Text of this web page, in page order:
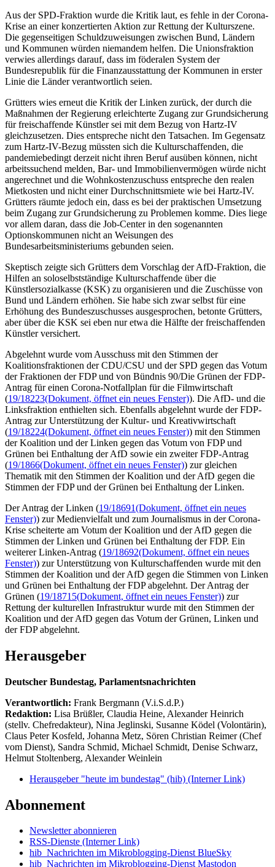
Aus der SPD-Fraktion wurde die Kritik laut, es fehle in der Corona-
Krise an einer konzertierten Aktion zur Rettung der Kulturszene.
Die gegenseitigen Schuldzuweisungen zwischen Bund, Ländern
und Kommunen würden niemandem helfen. Die Unionsfraktion
verwies allerdings darauf, dass im föderalen System der
Bundesrepublik für die Finanzausstattung der Kommunen in erster
Linie die Länder verantwortlich seien.
Grütters wies erneut die Kritik der Linken zurück, der durch die
Maßnahmen der Regierung erleichterte Zugang zur Grundsicherung
für freischaffende Künstler sei mit dem Bezug von Hartz-IV
gleichzusetzen. Dies entspreche nicht den Tatsachen. Im Gegensatz
zum Hartz-IV-Bezug müssten sich die Kulturschaffenden, die
pandemiebedingt derzeit nicht ihren Beruf ausüben können, nicht
arbeitssuchend melden, Bar- und Immobilienvermögen würde nicht
angerechnet und die Wohnkostenzuschuss entspreche den realen
Mietkosten und nicht einer Durchschnittsmiete wie bei Hartz-IV.
Grütters räumte jedoch ein, dass es bei der praktischen Umsetzung
beim Zugang zur Grundsicherung zu Problemen komme. Dies liege
vor allem daran, dass die Job-Center in den sogenannten
Optionskommunen nicht an Weisungen des
Bundesarbeitsministeriums gebunden seien.
Skeptisch zeigte sich Grütters dem Vorschlag der AfD-Fraktion, die
Hilfen an soloselbstständige Kulturschaffende über die
Künstlersozialkasse (KSK) zu organisieren und die Zuschüsse von
Bund und Ländern erhöhen. Sie habe sich zwar selbst für eine
Erhöhung des Bundeszuschusses ausgesprochen, betonte Grütters,
aber über die KSK sei eben nur etwa die Hälfte der freischaffenden
Künstler versichert.
Abgelehnt wurde vom Ausschuss mit den Stimmen der
Koalitionsfraktionen der CDU/CSU und der SPD gegen das Votum
der Fraktionen der FDP und von Bündnis 90/Die Grünen der FDP-
Antrag für einen Corona-Notfallplan für die Filmwirtschaft
(19/18223(Dokument, öffnet ein neues Fenster)). Die AfD- und die
Linksfraktion enthielten sich. Ebenfalls abgelehnt wurde der FDP-
Antrag zur Unterstützung der Kultur- und Kreativwirtschaft
(19/18224(Dokument, öffnet ein neues Fenster)) mit den Stimmen
der Koalition und der Linken gegen das Votum von FDP und
Grünen bei Enthaltung der AfD sowie ein zweiter FDP-Antrag
(19/1866(Dokument, öffnet ein neues Fenster)) zur gleichen
Thematik mit den Stimmen der Koalition und der AfD gegen die
Stimmen der FDP und der Grünen bei Enthaltung der Linken.
Der Antrag der Linken (19/18691(Dokument, öffnet ein neues
Fenster)) zur Medienvielfalt und zum Journalismus in der Corona-
Krise scheiterte am Votum der Koalition und der AfD gegen die
Stimmen der Linken und Grünen bei Enthaltung der FDP. Ein
weiterer Linken-Antrag (19/18692(Dokument, öffnet ein neues
Fenster)) zur Unterstützung von Kulturschaffenden wurde mit den
Stimmen der Koalition und der AfD gegen die Stimmen von Linken
und Grünen bei Enthaltung der FDP abgelehnt. Der Antrag der
Grünen (19/18715(Dokument, öffnet ein neues Fenster)) zur
Rettung der kulturellen Infrastruktur wurde mit den Stimmen der
Koalition und der AfD gegen das Votum der Grünen, Linken und
der FDP abgelehnt.
Herausgeber
Deutscher Bundestag, Parlamentsnachrichten
Verantwortlich: Frank Bergmann (V.i.S.d.P.)
Redaktion: Lisa Brüßler, Claudia Heine, Alexander Heinrich
(stellv. Chefredakteur), Nina Jeglinski, Susanne Ködel (Volontärin),
Claus Peter Kosfeld, Johanna Metz, Sören Christian Reimer (Chef
vom Dienst), Sandra Schmid, Michael Schmidt, Denise Schwarz,
Helmut Stoltenberg, Alexander Weinlein
Herausgeber "heute im bundestag" (hib) (Interner Link)
Abonnement
Newsletter abonnieren
RSS-Dienste (Interner Link)
hib_Nachrichten im Mikroblogging-Dienst BlueSky
hib_Nachrichten im Mikroblogging-Dienst Mastodon